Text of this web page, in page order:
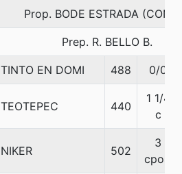
Prop. BODE ESTRADA
Prep. R. BELLO B.
TINTO EN DOMI 488 0/0
TEOTEPEC 440
1 1/4
c
NIKER 502
3
cpos.